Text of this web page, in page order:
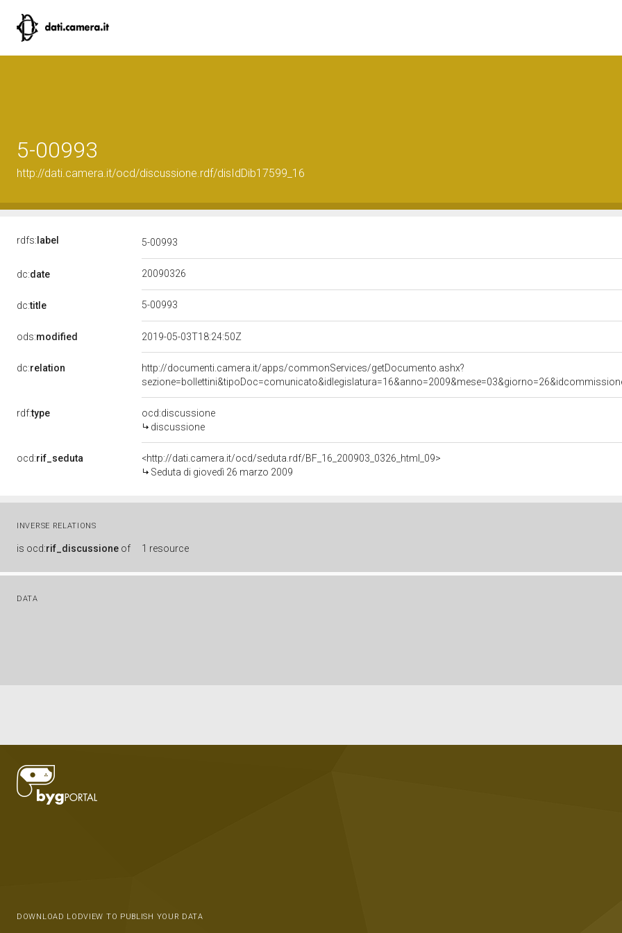
5-00993
http://dati.camera.it/ocd/discussione.rdf/disIdDib17599_16
rdfs: label 5-00993
dc:date 20090326
dc:title 5-00993
ods:modified 2019-05-03T18:24:50Z
dc:relation
http://documenti.camera.it/apps/commonServices/getDocumento.ashx?
rdf:type
ocd:discussione
discussione
ocd:rif_seduta
<http://dati.camera.it/ocd/seduta.rdf/BF_16_200903_0326_html_09>
Seduta di giovedì 26 marzo 2009
INVERSE RELATIONS
is ocd:rif_discussione of 1 resource
DATA
DOWNLOAD LODVIEW TO PUBLISH YOUR DATA